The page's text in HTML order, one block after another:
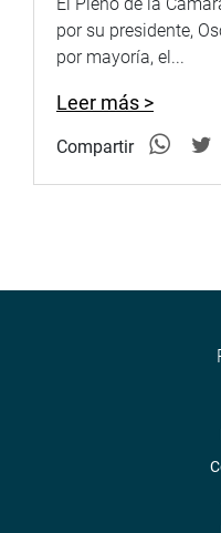
por su presidente,
por mayoría, el...
Leer más >
Compartir